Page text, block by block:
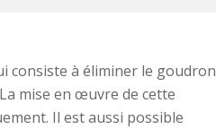
consiste à éliminer le goudron
mise en œuvre de cette
Il est aussi possible